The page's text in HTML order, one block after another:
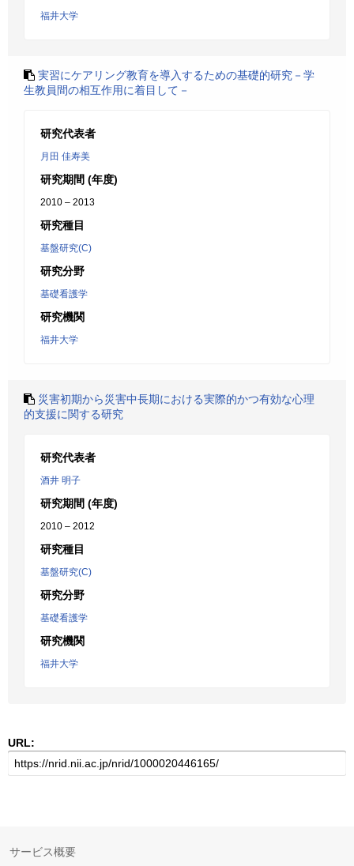
福井大学
実習にケアリング教育を導入するための基礎的研究－学
生教員間の相互作用に着目して－
研究代表者
月田 佳寿美
研究期間 (年度)
2010 – 2013
研究種目
基盤研究(C)
研究分野
基礎看護学
研究機関
福井大学
災害初期から災害中長期における実際的かつ有効な心理
的支援に関する研究
研究代表者
酒井 明子
研究期間 (年度)
2010 – 2012
研究種目
基盤研究(C)
研究分野
基礎看護学
研究機関
福井大学
URL:
サービス概要